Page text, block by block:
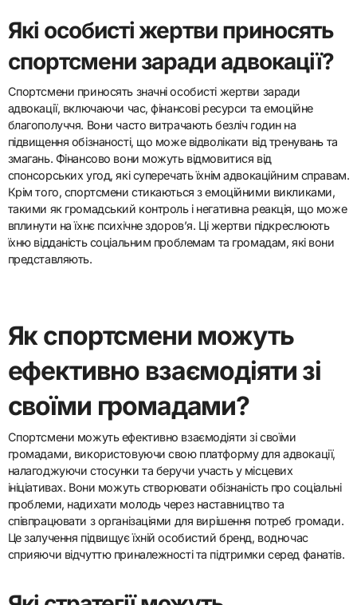
Які особисті жертви приносять
спортсмени заради адвокації?
Спортсмени приносять значні особисті жертви заради
адвокації, включаючи час, фінансові ресурси та емоційне
благополуччя. Вони часто витрачають безліч годин на
підвищення обізнаності, що може відволікати від тренувань та
змагань. Фінансово вони можуть відмовитися від
спонсорських угод, які суперечать їхнім адвокаційним справам.
Крім того, спортсмени стикаються з емоційними викликами,
такими як громадський контроль і негативна реакція, що може
вплинути на їхнє психічне здоров’я. Ці жертви підкреслюють
їхню відданість соціальним проблемам та громадам, які вони
представляють.
Як спортсмени можуть
ефективно взаємодіяти зі
своїми громадами?